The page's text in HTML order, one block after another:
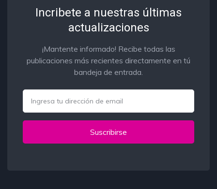
Incribete a nuestras últimas
actualizaciones
¡Mantente informado! Recibe todas las
publicaciones más recientes directamente en tú
bandeja de entrada.
Suscribirse